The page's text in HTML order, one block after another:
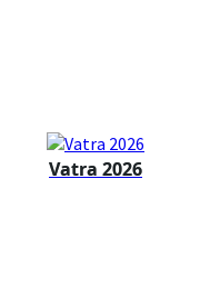
Vatra 2026